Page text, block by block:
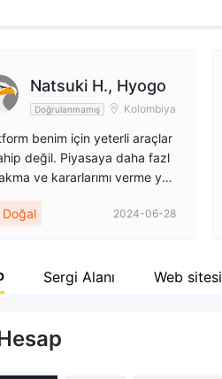
9 7
8
7
8
Natsuki H., Hyogo
Doğrulanmamış Kolombiya
benim için yeterli araçlar
değil. Piyasaya daha fazl
ve kararlarımı verme yoll
😒😒😒
Doğal 2024-06-28
Sergi Alanı Web sitesi